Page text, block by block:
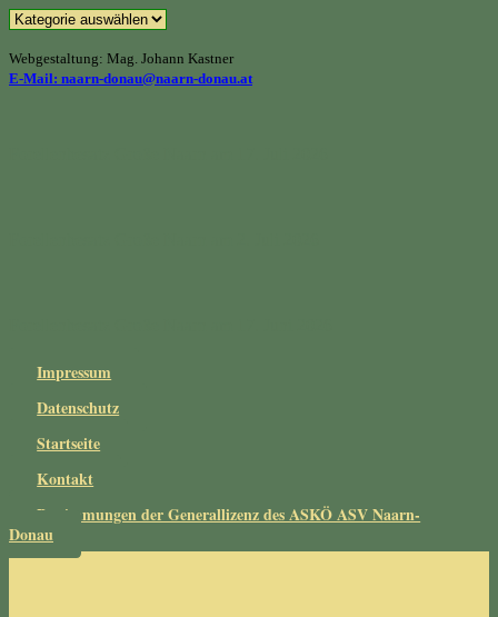
Beitragskategorien
Webgestaltung: Mag. Johann Kastner
E-Mail: naarn-donau@naarn-donau.at
Impressum
Datenschutz
Startseite
Kontakt
Bestimmungen der Generallizenz des ASKÖ ASV Naarn-
Donau